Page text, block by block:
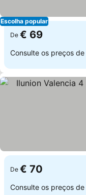
Escolha popular
De € 69
Consulte os preços de
De € 70
Consulte os preços de